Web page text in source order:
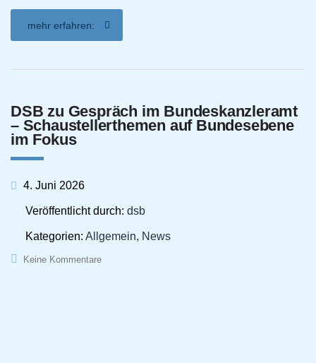
mehr erfahren:
DSB zu Gespräch im Bundeskanzleramt
– Schaustellerthemen auf Bundesebene
im Fokus
4. Juni 2026
Veröffentlicht durch: dsb
Kategorien: Allgemein, News
Keine Kommentare